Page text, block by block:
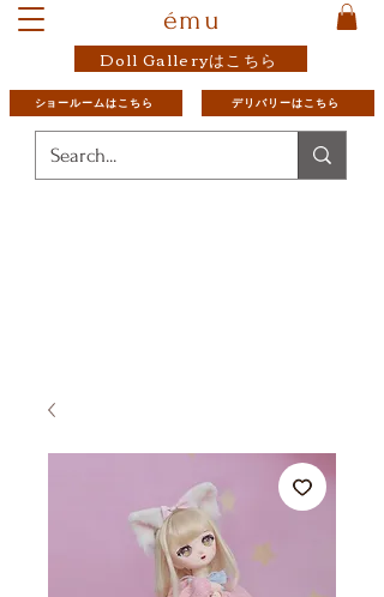
ému
Doll Galleryはこちら
ショールームはこちら デリバリーはこちら